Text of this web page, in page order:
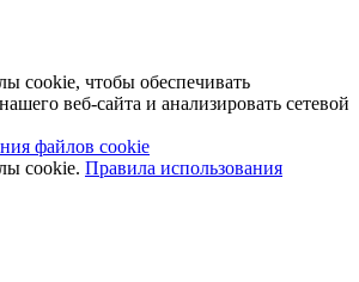
cookie, чтобы обеспечивать
веб-сайта и анализировать сетевой
файлов cookie
cookie. Правила использования